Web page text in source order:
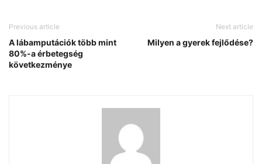
Previous article
A lábamputációk több mint
80%-a érbetegség
következménye
Next article
Milyen a gyerek fejlődése?